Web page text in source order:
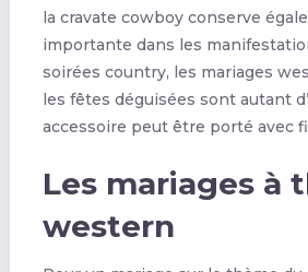
la cravate cowboy conserve
importante dans les
soirées country, les mariages
les fêtes déguisées sont autant
accessoire peut être porté avec
Les mariages à
western